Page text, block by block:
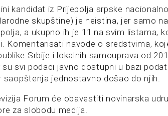
kandidat iz Prijepolja srpske
skupštine) je neistina, jer samo
a ukupno ih je 11 na svim listama,
Komentarisati navode o sredstvima,
Srbije i lokalnih samouprava od
svi podaci javno dostupni u bazi
saopštenja jednostavno došao do njih.
Forum će obavestiti novinarska
za slobodu medija.